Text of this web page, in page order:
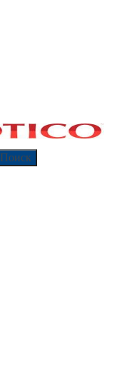
Поиск
Поиск